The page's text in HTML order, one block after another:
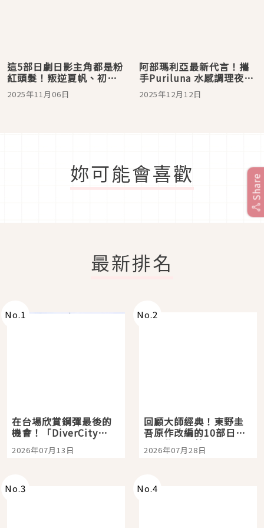
這5部日劇日影主角都是粉
紅頭髮！叛逆夏帆、初戀
流星、萬用賢人、俏皮利
樹還有殺手環奈
2025年11月06日
阿部瑪利亞最新代言！攜
手Puriluna 水感調理夜間
修護系列打造日系清新髮
香
2025年12月12日
妳可能會喜歡
最新排名
No.1
在台場欣賞鋼彈最後的
機會！「DiverCity
Tokyo Plaza」搭船、
購物、美食及夜景，一
2026年07月13日
No.2
回顧大師經典！東野圭
吾原作改編的10部日本
影視作品推薦
2026年07月28日
No.3 No.4
Share